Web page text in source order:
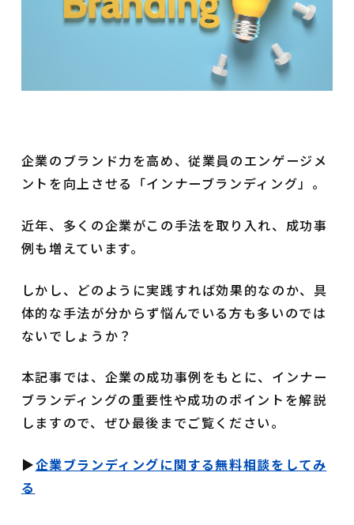
企業のブランド力を高め、従業員のエンゲージメ
ントを向上させる「インナーブランディング」。
近年、多くの企業がこの手法を取り入れ、成功事
例も増えています。
しかし、どのように実践すれば効果的なのか、具
体的な手法が分からず悩んでいる方も多いのでは
ないでしょうか？
本記事では、企業の成功事例をもとに、インナー
ブランディングの重要性や成功のポイントを解説
しますので、ぜひ最後までご覧ください。
▶︎企業ブランディングに関する無料相談をしてみ
る